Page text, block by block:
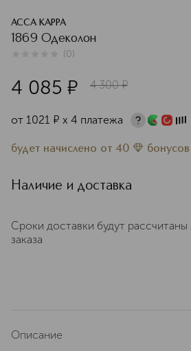
ACCA KAPPA
1869 Одеколон
(0)
4 085 ¤ 4 300 ¤
от 1021 ¤ х 4 платежа
будет начислено от 40 бонусов
Наличие и доставка
Сроки доставки будут
заказа
Описание